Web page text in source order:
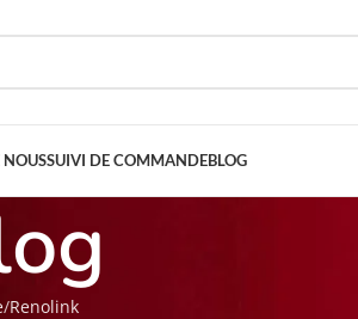
SUIVI DE COMMANDEBLOG
Renolink